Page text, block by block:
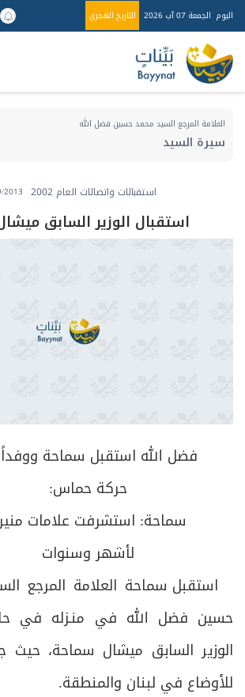
اليوم الجمعة 07 آب 2026 التاريخ الهجري
العلامة المرجع السيد محمد حسين فضل الله
سيرة السيد
استقبالات واتصالات العام 2002 2013
استقبال الوزير السابق
فضل الله استقبل سماحة
حركة حماس:
سماحة: استشرفت علامات
لأشهر وسنوات
استقبل سماحة العلامة المرجع
حسين فضل الله في منـزله في
الوزير السابق ميشال سماحة،
للأوضاع في لبنان والمنطقة.